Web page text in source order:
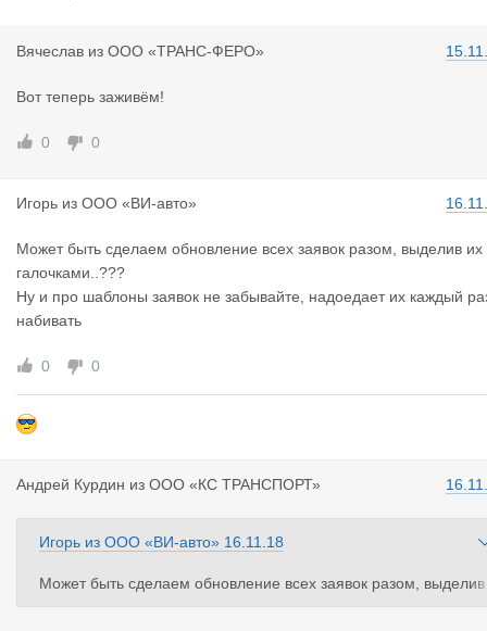
Вячеслав из ООО «ТРАНС-ФЕРО»
Вот теперь заживём!
0 0
Игорь из ООО «ВИ-авто»
Может быть сделаем обновление всех заявок разом, выделив их
галочками..???
Ну и про шаблоны заявок не забывайте, надоедает их каждый
набивать
0 0
Андрей Курдин из ООО «КС ТРАНСПОРТ»
Игорь из ООО «ВИ-авто» 16.11.18
Может быть сделаем обновление всех заявок разом, выделив